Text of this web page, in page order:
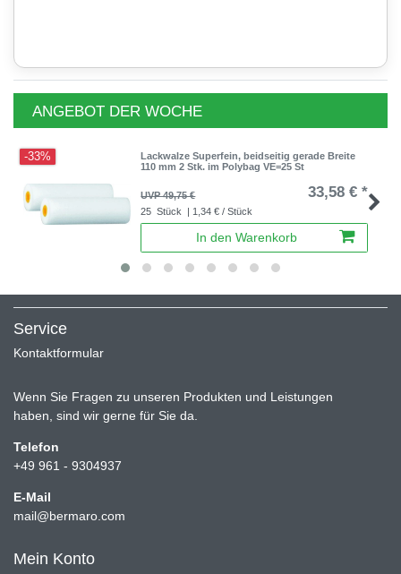
ANGEBOT DER WOCHE
-33%
Lackwalze Superfein, beidseitig gerade Breite
110 mm 2 Stk. im Polybag VE=25 St
UVP 49,75 € 33,58 € *
25 Stück | 1,34 € / Stück
In den Warenkorb
Service
Kontaktformular
Wenn Sie Fragen zu unseren Produkten und Leistungen
haben, sind wir gerne für Sie da.
Telefon
+49 961 - 9304937
E-Mail
mail@bermaro.com
Mein Konto